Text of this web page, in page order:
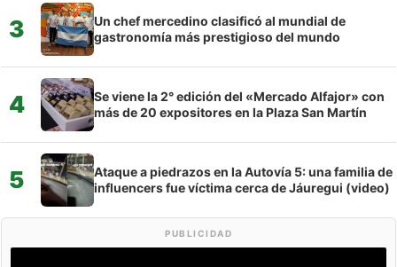
3
Un chef mercedino clasificó al mundial de
gastronomía más prestigioso del mundo
4
Se viene la 2° edición del «Mercado Alfajor» con
más de 20 expositores en la Plaza San Martín
5
Ataque a piedrazos en la Autovía 5: una familia de
influencers fue víctima cerca de Jáuregui (video)
PUBLICIDAD